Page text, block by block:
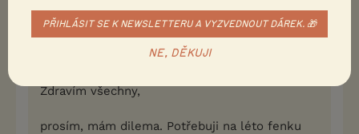
Neregistrovaný uživatel
Zdravím všechny,
prosím, mám dilema. Potřebuji na léto fenku
PŘIHLÁSIT SE K NEWSLETTERU A VYZVEDNOUT DÁREK. 🎁
NE, DĚKUJI